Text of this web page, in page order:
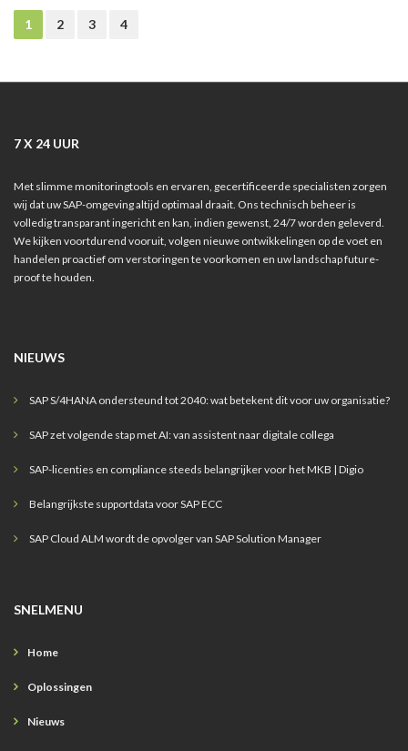
1 2 3 4
7 X 24 UUR
Met slimme monitoringtools en ervaren, gecertificeerde specialisten zorgen
wij dat uw SAP-omgeving altijd optimaal draait. Ons technisch beheer is
volledig transparant ingericht en kan, indien gewenst, 24/7 worden geleverd.
We kijken voortdurend vooruit, volgen nieuwe ontwikkelingen op de voet en
handelen proactief om verstoringen te voorkomen en uw landschap future-
proof te houden.
NIEUWS
SAP S/4HANA ondersteund tot 2040: wat betekent dit voor uw organisatie?
SAP zet volgende stap met AI: van assistent naar digitale collega
SAP-licenties en compliance steeds belangrijker voor het MKB | Digio
Belangrijkste supportdata voor SAP ECC
SAP Cloud ALM wordt de opvolger van SAP Solution Manager
SNELMENU
Home
Oplossingen
Nieuws